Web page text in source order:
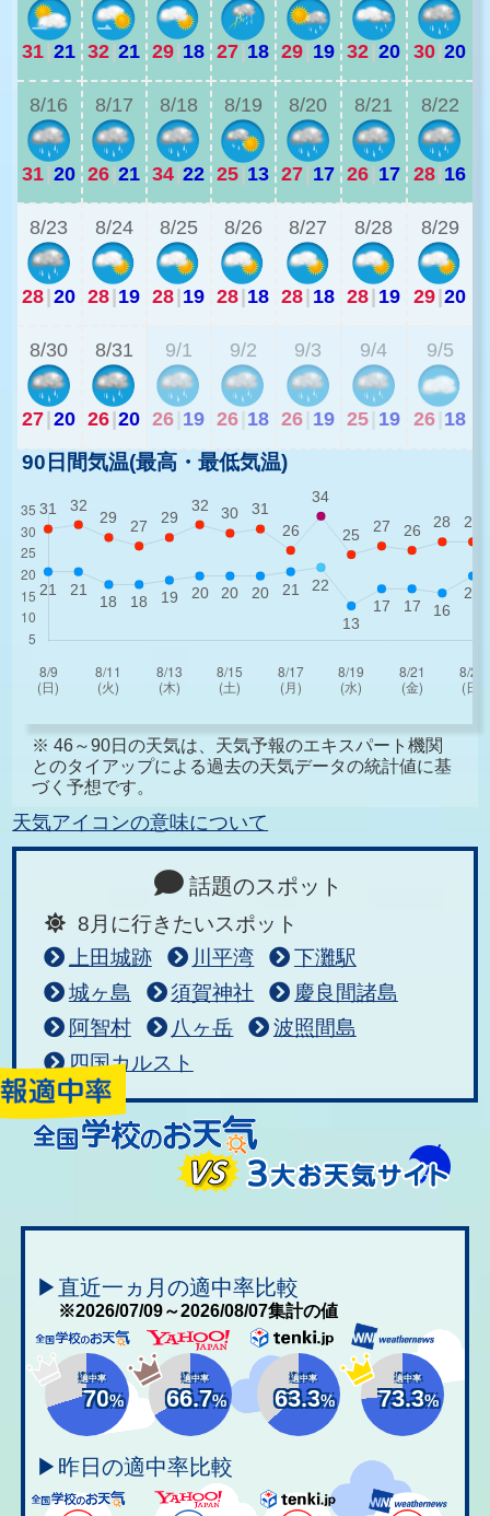
31|21 32|21 29|18 27|18 29| 19 32|20 30|20
8/16
31|20
8/17
26|21
8/18
34|22
8/19
25|13
8/20
27| 17
8/21
26| 17
8/22
28|16
8/23
28|20
8/24
28|19
8/25
28|19
8/26
28|18
8/27
28| 18
8/28
28| 19
8/29
29|20
8/30
27|20
8/31
26|20
9/1
26 19
9/2
26 18
9/3
26 19
9/4
25 19
9/5
26 18
90日間気温(最高・最低気温)
※ 46～90日の天気は、天気予報のエキスパート機関
とのタイアップによる過去の天気データの統計値に基
づく予想です。
天気アイコンの意味について
話題のスポット
8月に行きたいスポット
上田城跡
川平湾
下灘駅
城ヶ島
須賀神社
慶良間諸島
阿智村
八ヶ岳
波照間島
四国カルスト
▶直近一ヵ月の適中率比較
※2026/07/09～2026/08/07集計の値
適中率
70%
適中率
66.7%
適中率
63.3%
適中率
73.3%
▶昨日の適中率比較